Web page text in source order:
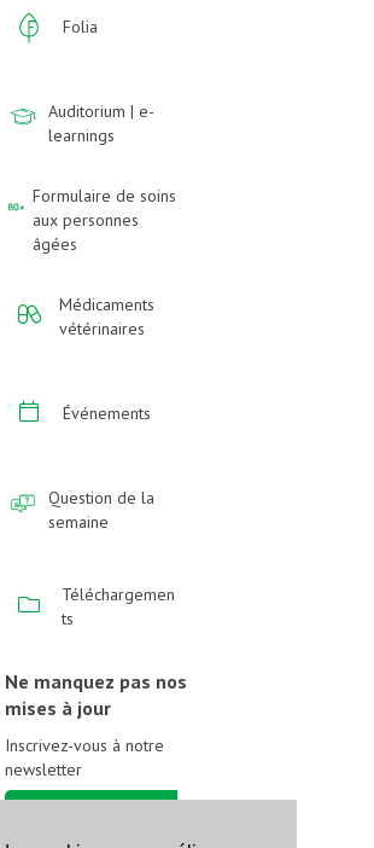
Folia
Auditorium | e-
learnings
Formulaire de soins
aux personnes
âgées
Médicaments
vétérinaires
Événements
Question de la
semaine
Téléchargemen
ts
Ne manquez pas nos
mises à jour
Inscrivez-vous à notre
newsletter